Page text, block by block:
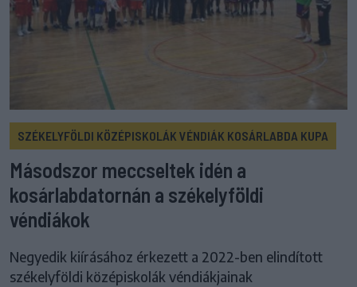
SZÉKELYFÖLDI KÖZÉPISKOLÁK VÉNDIÁK KOSÁRLABDA KUPA
Másodszor meccseltek idén a
kosárlabdatornán a székelyföldi
véndiákok
Negyedik kiírásához érkezett a 2022-ben elindított
székelyföldi középiskolák véndiákjainak